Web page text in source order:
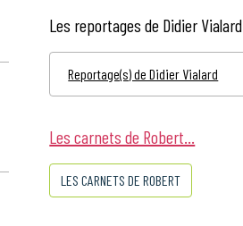
Les reportages de Didier Vialard
Reportage(s) de Didier Vialard
Les carnets de Robert...
LES CARNETS DE ROBERT